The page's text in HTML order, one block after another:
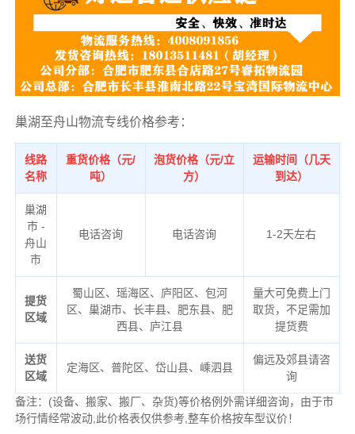
巢湖至舟山物流专线价格参考：
线路
名称
重货价格（元/
吨）
泡货价格（元/立
方）
运输时间（几天
到达）
巢湖
市 -
舟山
市
电话咨询 电话咨询 1-2天左右
提货
区域
蜀山区、瑶海区、庐阳区、包河
区、巢湖市、长丰县、肥东县、肥
西县、庐江县
量大可免费上门
取货，不足需加
提货费
送货
区域
定海区、普陀区、岱山县、嵊泗县
偏远及郊县请咨
询
备注：(设备、搬家、搬厂、杂货)等价格例外需详细咨询，由于市
场行情经常波动,此价格表仅供参考,整车价格按车型议价！